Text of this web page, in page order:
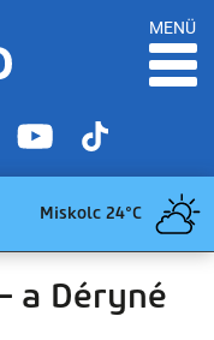
MENÜ
Miskolc 24°C
a Déryné